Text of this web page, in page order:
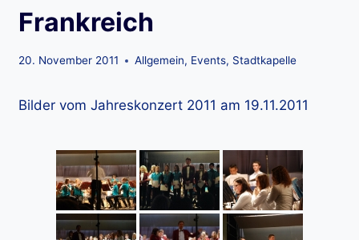
Frankreich
20. November 2011 Allgemein, Events, Stadtkapelle
Bilder vom Jahreskonzert 2011 am 19.11.2011